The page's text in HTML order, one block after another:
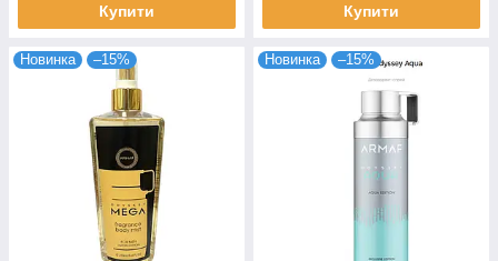
Купити Купити
Новинка –15% Новинка –15%